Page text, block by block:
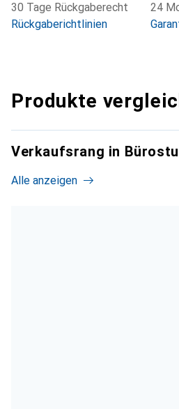
30 Tage Rückgaberecht
Rückgaberichtlinien
24
Produkte
Verkaufsrang in
Alle anzeigen